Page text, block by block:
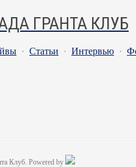
ГРАНТА КЛУБ
· Статьи · Интервью ·
Клуб. Powered by